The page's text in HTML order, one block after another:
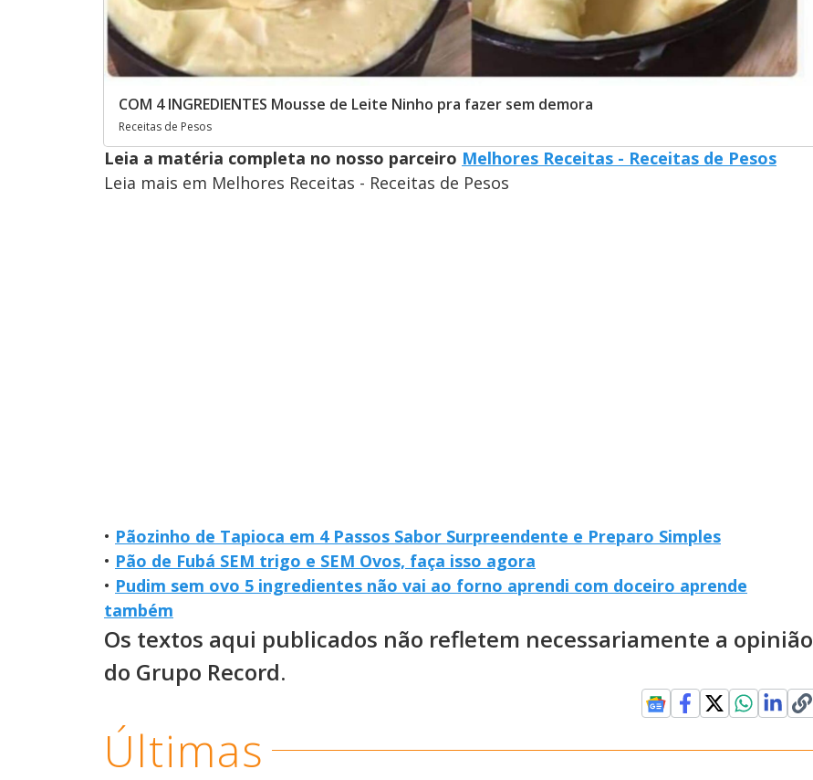
COM 4 INGREDIENTES Mousse de Leite Ninho pra fazer sem demora
Receitas de Pesos
Leia a matéria completa no nosso parceiro Melhores Receitas - Receitas de Pesos
Leia mais em Melhores Receitas - Receitas de Pesos
• Pãozinho de Tapioca em 4 Passos Sabor Surpreendente e Preparo Simples
• Pão de Fubá SEM trigo e SEM Ovos, faça isso agora
• Pudim sem ovo 5 ingredientes não vai ao forno aprendi com doceiro aprende
também
Os textos aqui publicados não refletem necessariamente a opinião
do Grupo Record.
Últimas